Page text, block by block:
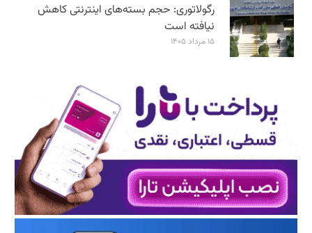
رگولاتوری: حجم بسته‌های اینترنتی کاهش
نیافته است
۱۵ مرداد ۱۴۰۵